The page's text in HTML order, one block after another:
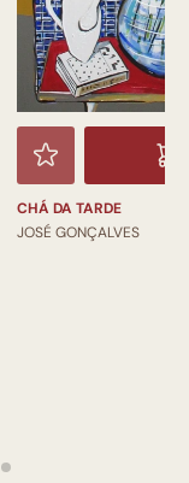
CHÁ DA TARDE
JOSÉ GONÇALVES